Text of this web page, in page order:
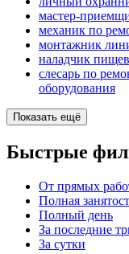
мастер-
механик по
монтажник
наладчик
слесарь по
оборудования
Показать ещё
Быстрые
От прямых
Полная
Полный день
За последние
За сутки